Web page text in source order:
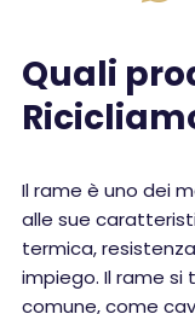
Quali
Il rame è uno dei
alle sue
termica,
impiego. Il rame
comune, come